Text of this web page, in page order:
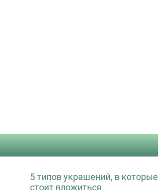
5 типов украшений, в которые
стоит вложиться